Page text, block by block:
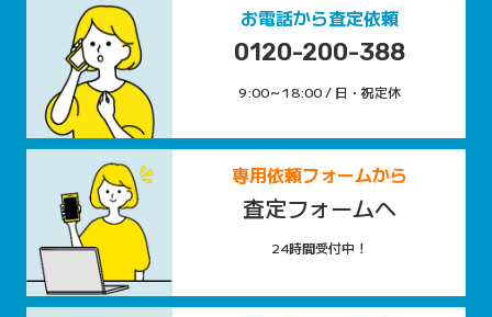
お電話から査定依頼
0120-200-388
9:00～18:00 / 日・祝定休
専用依頼フォームから
査定フォームへ
24時間受付中！